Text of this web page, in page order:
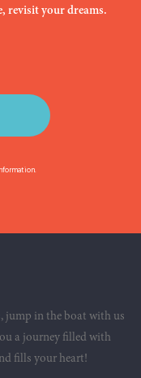
revisit your dreams.
jump in the boat with us
a journey filled with
fills your heart!